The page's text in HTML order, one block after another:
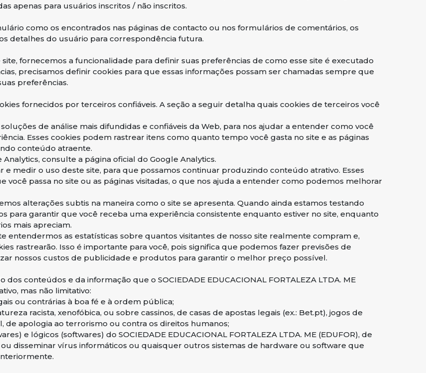
apenas para usuários inscritos / não inscritos.
como os encontrados nas páginas de contacto ou nos formulários de comentários, os
detalhes do usuário para correspondência futura.
fornecemos a funcionalidade para definir suas preferências de como esse site é executado
precisamos definir cookies para que essas informações possam ser chamadas sempre que
preferências.
fornecidos por terceiros confiáveis. A seção a seguir detalha quais cookies de terceiros você
de análise mais difundidas e confiáveis ​​da Web, para nos ajudar a entender como você
Esses cookies podem rastrear itens como quanto tempo você gasta no site e as páginas
conteúdo atraente.
consulte a página oficial do Google Analytics.
e medir o uso deste site, para que possamos continuar produzindo conteúdo atrativo. Esses
passa no site ou as páginas visitadas, o que nos ajuda a entender como podemos melhorar
alterações subtis na maneira como o site se apresenta. Quando ainda estamos testando
​​para garantir que você receba uma experiência consistente enquanto estiver no site, enquanto
mais apreciam.
as estatísticas sobre quantos visitantes de nosso site realmente compram e,
rastrearão. Isso é importante para você, pois significa que podemos fazer previsões de
nossos custos de publicidade e produtos para garantir o melhor preço possível.
conteúdos e da informação que o SOCIEDADE EDUCACIONAL FORTALEZA LTDA. ME
mas não limitativo:
ou contrárias à boa fé e à ordem pública;
racista, xenofóbica, ou sobre cassinos, de casas de apostas legais (ex.: Bet.pt), jogos de
apologia ao terrorismo ou contra os direitos humanos;
e lógicos (softwares) do SOCIEDADE EDUCACIONAL FORTALEZA LTDA. ME (EDUFOR), de
disseminar vírus informáticos ou quaisquer outros sistemas de hardware ou software que